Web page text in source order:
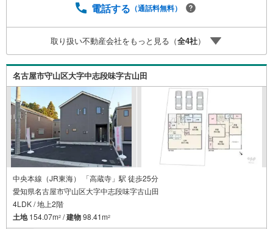
事前にご予約頂きましたら営業時間外でのご内覧もご対応
動産業者間で不動産情報が共有されているので、名古屋市
全域や、その他隣接エリアでもご内覧が可能です！ 【大曽
根営業所】○地下鉄名城線、JR中央線「大曽根」駅徒歩1分
○お子様が遊べるキッズスペースあり○定休日ございません
電話する （通話料無料）
取り扱い不動産会社をもっと見る（全4社）
名古屋市守山区大字中志段味字古山田
中央本線（JR東海） 「高蔵寺」駅 徒歩25分
愛知県名古屋市守山区大字中志段味字古山田
4LDK / 地上2階
土地154.07m2 /建物98.41m2